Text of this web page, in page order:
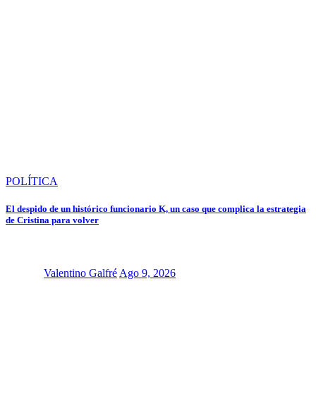
POLÍTICA
El despido de un histórico funcionario K, un caso que complica la estrategia
de Cristina para volver
Valentino GalfréAgo 9, 2026